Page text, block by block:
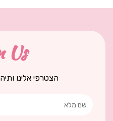
Us
הצטרפי אלינו